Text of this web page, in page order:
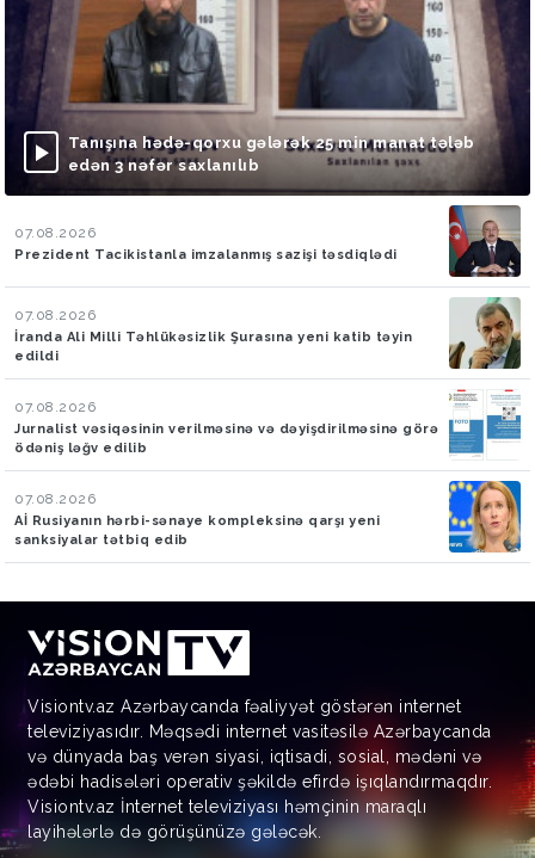
Tanışına hədə-qorxu gələrək 25 min manat tələb
edən 3 nəfər saxlanılıb
07.08.2026
Prezident Tacikistanla imzalanmış sazişi təsdiqlədi
07.08.2026
İranda Ali Milli Təhlükəsizlik Şurasına yeni katib təyin
edildi
07.08.2026
Jurnalist vəsiqəsinin verilməsinə və dəyişdirilməsinə görə
ödəniş ləğv edilib
07.08.2026
Aİ Rusiyanın hərbi-sənaye kompleksinə qarşı yeni
sanksiyalar tətbiq edib
Visiontv.az Azərbaycanda fəaliyyət göstərən internet
televiziyasıdır. Məqsədi internet vasitəsilə Azərbaycanda
və dünyada baş verən siyasi, iqtisadi, sosial, mədəni və
ədəbi hadisələri operativ şəkildə efirdə işıqlandırmaqdır.
Visiontv.az İnternet televiziyası həmçinin maraqlı
layihələrlə də görüşünüzə gələcək.